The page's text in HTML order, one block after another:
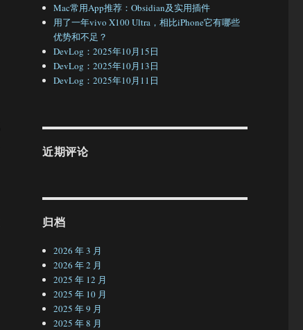
Mac常用App推荐：Obsidian及实用插件
用了一年vivo X100 Ultra，相比iPhone它有哪些
优势和不足？
DevLog：2025年10月15日
DevLog：2025年10月13日
DevLog：2025年10月11日
近期评论
归档
2026 年 3 月
2026 年 2 月
2025 年 12 月
2025 年 10 月
2025 年 9 月
2025 年 8 月